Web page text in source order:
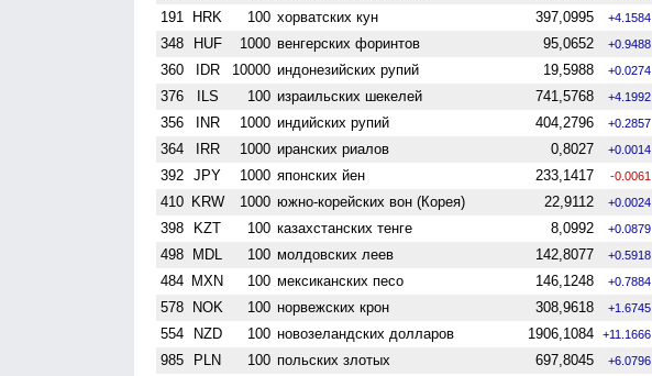
191 HRK 100 хорватских кун 397,0995 +4.1584
348 HUF 1000 венгерских форинтов 95,0652 +0.9488
360 IDR 10000 индонезийских рупий 19,5988 +0.0274
376 ILS 100 израильских шекелей 741,5768 +4.1992
356 INR 1000 индийских рупий 404,2796 +0.2857
364 IRR 1000 иранских риалов 0,8027 +0.0014
392 JPY 1000 японских йен 233,1417 -0.0061
410 KRW 1000 южно-корейских вон (Корея) 22,9112 +0.0024
398 KZT 100 казахстанских тенге 8,0992 +0.0879
498 MDL 100 молдовских леев 142,8077 +0.5918
484 MXN 100 мексиканских песо 146,1248 +0.7884
578 NOK 100 норвежских крон 308,9618 +1.6745
554 NZD 100 ново­зеландских долларов 1906,1084 +11.1666
985 PLN 100 польских злотых 697,8045 +6.0796